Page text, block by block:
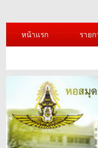
หน้าแรก ราย